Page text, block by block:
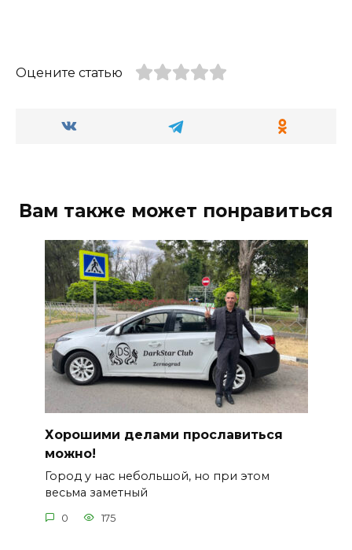
Оцените статью
Вам также может понравиться
Хорошими делами прославиться
можно!
Город у нас небольшой, но при этом
весьма заметный
0 175